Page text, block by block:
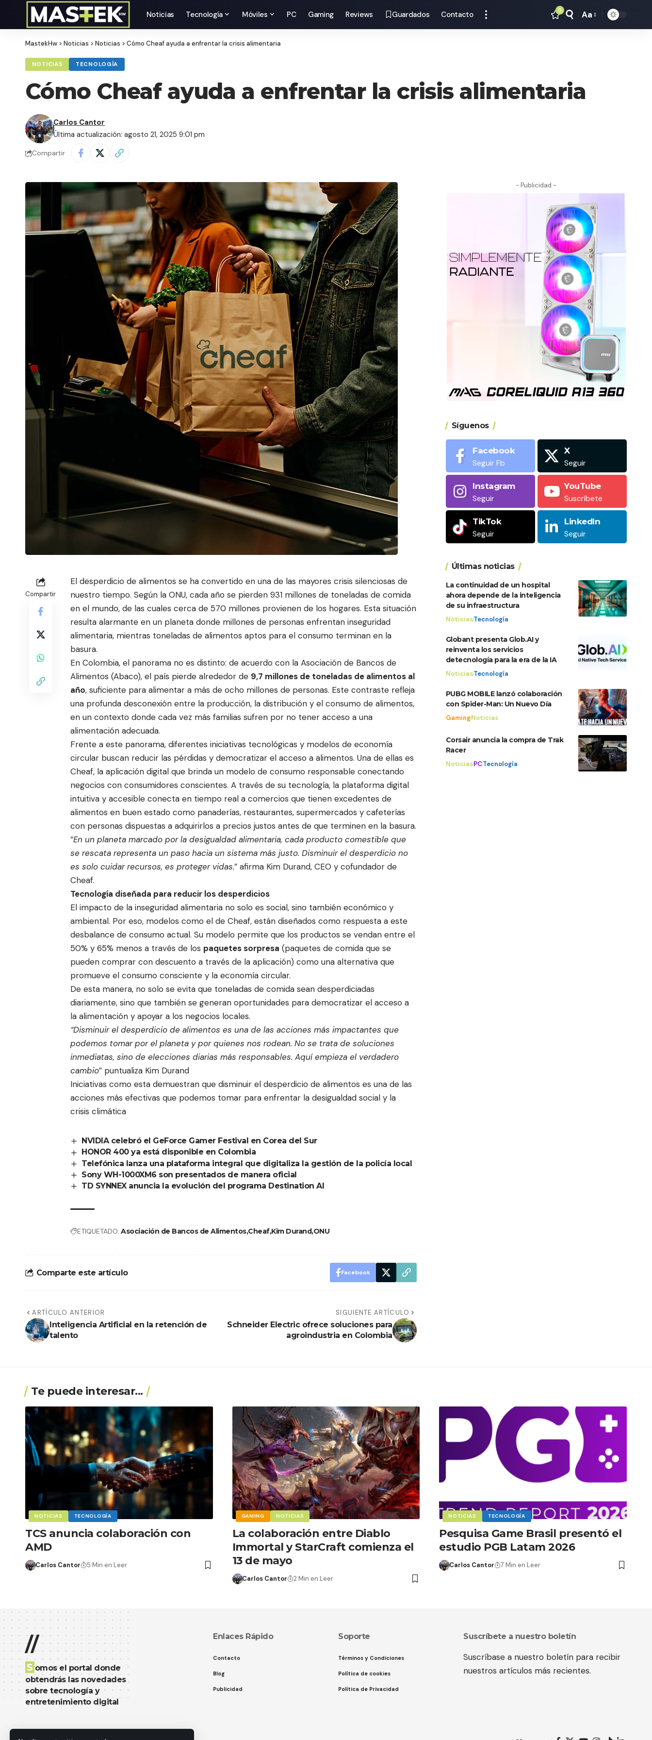
Noticias Tecnología Móviles PC Gaming Reviews Guardados Contacto 9
Tamaño
Aa
MastekHw > Noticias > Noticias > Cómo Cheaf ayuda a enfrentar la crisis alimentaria
NOTICIAS TECNOLOGÍA
Cómo Cheaf ayuda a enfrentar la crisis alimentaria
Última actualización: agosto 21, 2025 9:01 pm
Carlos Cantor
Compartir
Compartir
El desperdicio de alimentos se ha convertido en una de las mayores crisis silenciosas de
nuestro tiempo. Según la ONU, cada año se pierden 931 millones de toneladas de comida
en el mundo, de las cuales cerca de 570 millones provienen de los hogares. Esta situación
resulta alarmante en un planeta donde millones de personas enfrentan inseguridad
alimentaria, mientras toneladas de alimentos aptos para el consumo terminan en la
basura.
En Colombia, el panorama no es distinto: de acuerdo con la Asociación de Bancos de
Alimentos (Abaco), el país pierde alrededor de 9,7 millones de toneladas de alimentos al
año, suficiente para alimentar a más de ocho millones de personas. Este contraste refleja
una profunda desconexión entre la producción, la distribución y el consumo de alimentos,
en un contexto donde cada vez más familias sufren por no tener acceso a una
alimentación adecuada.
Frente a este panorama, diferentes iniciativas tecnológicas y modelos de economía
circular buscan reducir las pérdidas y democratizar el acceso a alimentos. Una de ellas es
Cheaf, la aplicación digital que brinda un modelo de consumo responsable conectando
negocios con consumidores conscientes. A través de su tecnología, la plataforma digital
intuitiva y accesible conecta en tiempo real a comercios que tienen excedentes de
alimentos en buen estado como panaderías, restaurantes, supermercados y cafeterías
con personas dispuestas a adquirirlos a precios justos antes de que terminen en la basura.
“En un planeta marcado por la desigualdad alimentaria, cada producto comestible que
se rescata representa un paso hacia un sistema más justo. Disminuir el desperdicio no
es solo cuidar recursos, es proteger vidas.” afirma Kim Durand, CEO y cofundador de
Cheaf.
Tecnología diseñada para reducir los desperdicios
El impacto de la inseguridad alimentaria no solo es social, sino también económico y
ambiental. Por eso, modelos como el de Cheaf, están diseñados como respuesta a este
desbalance de consumo actual. Su modelo permite que los productos se vendan entre el
50% y 65% menos a través de los paquetes sorpresa (paquetes de comida que se
pueden comprar con descuento a través de la aplicación) como una alternativa que
promueve el consumo consciente y la economía circular.
De esta manera, no solo se evita que toneladas de comida sean desperdiciadas
diariamente, sino que también se generan oportunidades para democratizar el acceso a
la alimentación y apoyar a los negocios locales.
“Disminuir el desperdicio de alimentos es una de las acciones más impactantes que
podemos tomar por el planeta y por quienes nos rodean. No se trata de soluciones
inmediatas, sino de elecciones diarias más responsables. Aquí empieza el verdadero
cambio” puntualiza Kim Durand
Iniciativas como esta demuestran que disminuir el desperdicio de alimentos es una de las
acciones más efectivas que podemos tomar para enfrentar la desigualdad social y la
crisis climática
NVIDIA celebró el GeForce Gamer Festival en Corea del Sur
HONOR 400 ya está disponible en Colombia
Telefónica lanza una plataforma integral que digitaliza la gestión de la policía local
Sony WH-1000XM6 son presentados de manera oficial
TD SYNNEX anuncia la evolución del programa Destination AI
ETIQUETADO: Asociación de Bancos de AlimentosCheafKim DurandONU
Comparte este artículo Facebook
ARTÍCULO ANTERIOR
Inteligencia Artificial en la retención de
talento
SIGUIENTE ARTÍCULO
Schneider Electric ofrece soluciones para
agroindustria en Colombia
- Publicidad -
Síguenos
Facebook
Seguir Fb
X
Seguir
Instagram
Seguir
YouTube
Suscríbete
TikTok
Seguir
LinkedIn
Seguir
Últimas noticias
La continuidad de un hospital
ahora depende de la inteligencia
de su infraestructura
NoticiasTecnología
Globant presenta Glob.AI y
reinventa los servicios
detecnología para la era de la IA
NoticiasTecnología
PUBG MOBILE lanzó colaboración
con Spider-Man: Un Nuevo Día
GamingNoticias
Corsair anuncia la compra de Trak
Racer
NoticiasPCTecnología
Te puede interesar...
NOTICIAS TECNOLOGÍA
TCS anuncia colaboración con
AMD
Carlos Cantor 5 Min en Leer
GAMING NOTICIAS
La colaboración entre Diablo
Immortal y StarCraft comienza el
13 de mayo
Carlos Cantor 2 Min en Leer
NOTICIAS TECNOLOGÍA
Pesquisa Game Brasil presentó el
estudio PGB Latam 2026
Carlos Cantor 7 Min en Leer
//
S omos el portal donde
obtendrás las novedades
sobre tecnología y
entretenimiento digital
Enlaces Rápido
Contacto
Blog
Publicidad
Soporte
Términos y Condiciones
Política de cookies
Política de Privacidad
Suscríbete a nuestro boletín
Suscríbase a nuestro boletín para recibir
nuestros artículos más recientes.